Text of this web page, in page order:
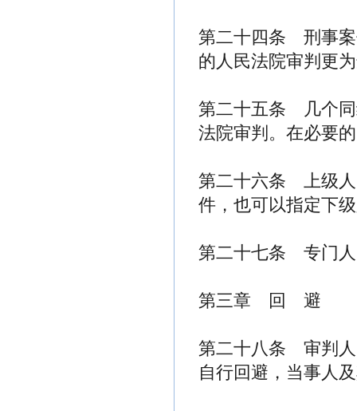
第二十四条 刑事案
的人民法院审判更
第二十五条 几个同
法院审判。在必要
第二十六条 上级人
件，也可以指定下
第二十七条 专门人
第三章 回 避
第二十八条 审判人
自行回避，当事人